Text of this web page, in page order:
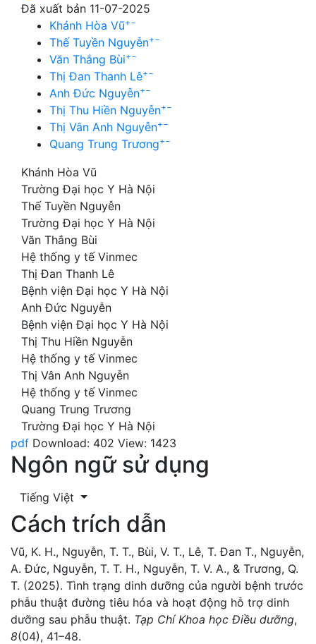
Đã xuất bản 11-07-2025
Khánh Hòa Vũ+−
Thế Tuyền Nguyễn+−
Văn Thắng Bùi+−
Thị Đan Thanh Lê+−
Anh Đức Nguyễn+−
Thị Thu Hiền Nguyễn+−
Thị Vân Anh Nguyễn+−
Quang Trung Trương+−
Khánh Hòa Vũ
Trường Đại học Y Hà Nội
Thế Tuyền Nguyễn
Trường Đại học Y Hà Nội
Văn Thắng Bùi
Hệ thống y tế Vinmec
Thị Đan Thanh Lê
Bệnh viện Đại học Y Hà Nội
Anh Đức Nguyễn
Bệnh viện Đại học Y Hà Nội
Thị Thu Hiền Nguyễn
Hệ thống y tế Vinmec
Thị Vân Anh Nguyễn
Hệ thống y tế Vinmec
Quang Trung Trương
Trường Đại học Y Hà Nội
pdf Download: 402 View: 1423
Ngôn ngữ sử dụng
Tiếng Việt
Cách trích dẫn
Vũ, K. H., Nguyễn, T. T., Bùi, V. T., Lê, T. Đan T., Nguyễn,
A. Đức, Nguyễn, T. T. H., Nguyễn, T. V. A., & Trương, Q.
T. (2025). Tình trạng dinh dưỡng của người bệnh trước
phẫu thuật đường tiêu hóa và hoạt động hỗ trợ dinh
dưỡng sau phẫu thuật. Tạp Chí Khoa học Điều dưỡng,
8(04), 41–48.